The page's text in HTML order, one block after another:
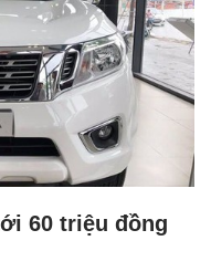
60 triệu đồng